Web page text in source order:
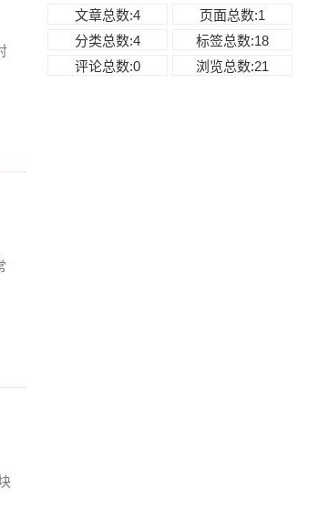
文章总数:4
页面总数:1
分类总数:4
标签总数:18
评论总数:0
浏览总数:21